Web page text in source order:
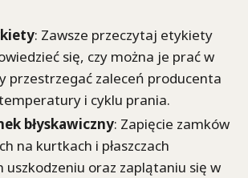
: Zawsze przeczytaj etykiety
się, czy można je prać w
przestrzegać zaleceń producenta
i cyklu prania.
błyskawiczny: Zapięcie zamków
na kurtkach i płaszczach
uszkodzeniu oraz zaplątaniu się w